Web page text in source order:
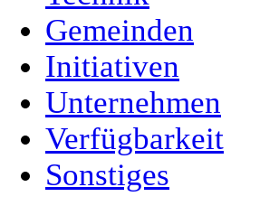
Gemeinden
Initiativen
Unternehmen
Verfügbarkeit
Sonstiges